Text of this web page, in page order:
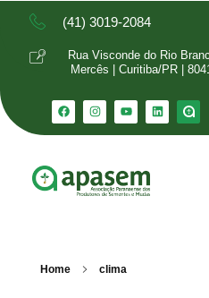
(41) 3019-2084
Rua Visconde do Rio
Mercês | Curitiba/PR |
Home clima